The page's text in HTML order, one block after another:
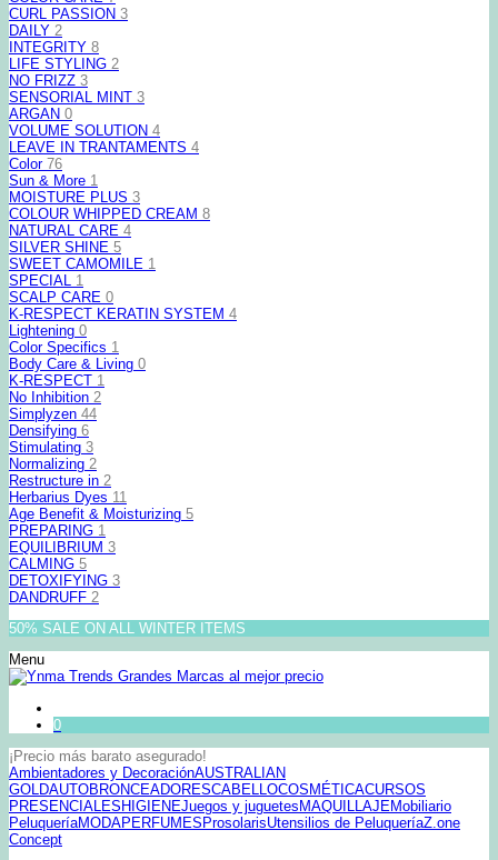
CURL PASSION 3
DAILY 2
INTEGRITY 8
LIFE STYLING 2
NO FRIZZ 3
SENSORIAL MINT 3
ARGAN 0
VOLUME SOLUTION 4
LEAVE IN TRANTAMENTS 4
Color 76
Sun & More 1
MOISTURE PLUS 3
COLOUR WHIPPED CREAM 8
NATURAL CARE 4
SILVER SHINE 5
SWEET CAMOMILE 1
SPECIAL 1
SCALP CARE 0
K-RESPECT KERATIN SYSTEM 4
Lightening 0
Color Specifics 1
Body Care & Living 0
K-RESPECT 1
No Inhibition 2
Simplyzen 44
Densifying 6
Stimulating 3
Normalizing 2
Restructure in 2
Herbarius Dyes 11
Age Benefit & Moisturizing 5
PREPARING 1
EQUILIBRIUM 3
CALMING 5
DETOXIFYING 3
DANDRUFF 2
50% SALE ON ALL WINTER ITEMS
Menu
0
¡Precio más barato asegurado!
Ambientadores y DecoraciónAUSTRALIAN
GOLDAUTOBRONCEADORESCABELLOCOSMÉTICACURSOS
PRESENCIALESHIGIENEJuegos y juguetesMAQUILLAJEMobiliario
PeluqueríaMODAPERFUMESProsolarisUtensilios de PeluqueríaZ.one
Concept